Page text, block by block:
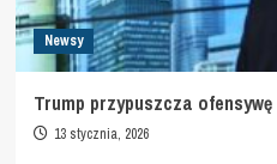
Newsy
Trump przypuszcza ofensywę
13 stycznia, 2026